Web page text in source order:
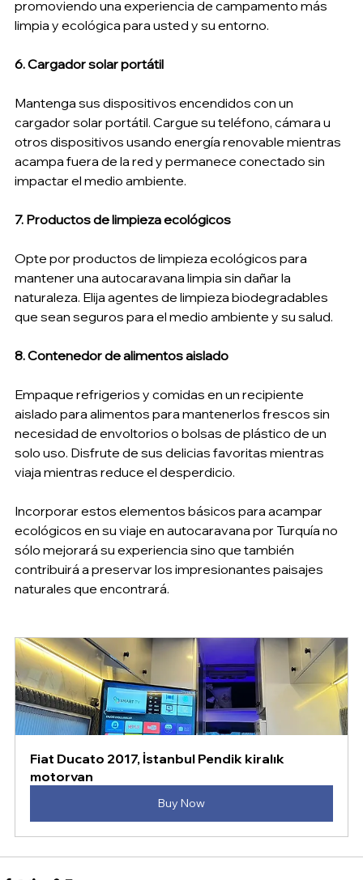
promoviendo una experiencia de campamento más
limpia y ecológica para usted y su entorno.
6. Cargador solar portátil
Mantenga sus dispositivos encendidos con un
cargador solar portátil. Cargue su teléfono, cámara u
otros dispositivos usando energía renovable mientras
acampa fuera de la red y permanece conectado sin
impactar el medio ambiente.
7. Productos de limpieza ecológicos
Opte por productos de limpieza ecológicos para
mantener una autocaravana limpia sin dañar la
naturaleza. Elija agentes de limpieza biodegradables
que sean seguros para el medio ambiente y su salud.
8. Contenedor de alimentos aislado
Empaque refrigerios y comidas en un recipiente
aislado para alimentos para mantenerlos frescos sin
necesidad de envoltorios o bolsas de plástico de un
solo uso. Disfrute de sus delicias favoritas mientras
viaja mientras reduce el desperdicio.
Incorporar estos elementos básicos para acampar
ecológicos en su viaje en autocaravana por Turquía no
sólo mejorará su experiencia sino que también
contribuirá a preservar los impresionantes paisajes
naturales que encontrará.
Fiat Ducato 2017, İstanbul Pendik kiralık
motorvan
Buy Now